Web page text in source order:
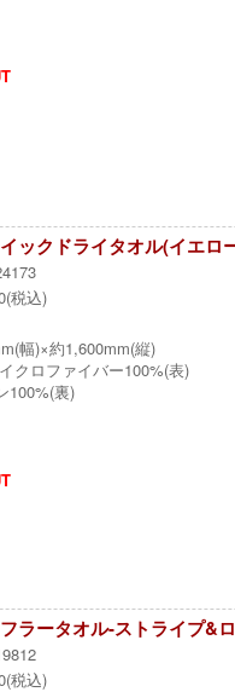
ックドライタオル(イエロ
税込)
幅)×約1,600mm(縦)
クロファイバー100%(表)
100%(裏)
ラータオル-ストライプ&
税込)